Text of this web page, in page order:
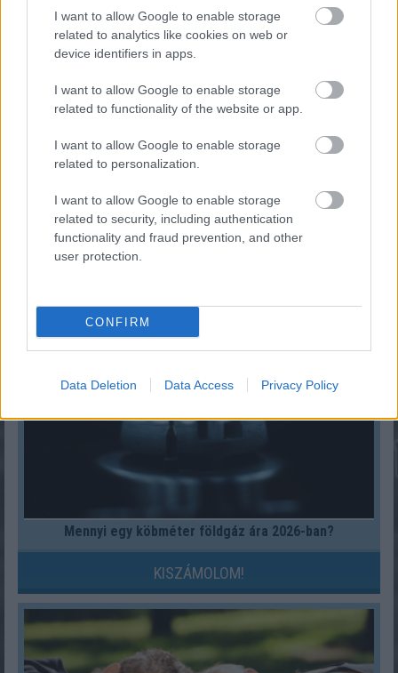
I want to allow Google to enable storage
related to analytics like cookies on web or
device identifiers in apps.
I want to allow Google to enable storage
related to functionality of the website or app.
I want to allow Google to enable storage
related to personalization.
I want to allow Google to enable storage
related to security, including authentication
functionality and fraud prevention, and other
user protection.
CONFIRM
Data Deletion Data Access Privacy Policy
KISZÁMOLOM!
Gyorshajtás büntetés 2024-ben
Mennyi egy köbméter földgáz ára 2026-ban?
KISZÁMOLOM!